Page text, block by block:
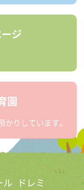
ジ
園
かりしています。
ル ドレミ